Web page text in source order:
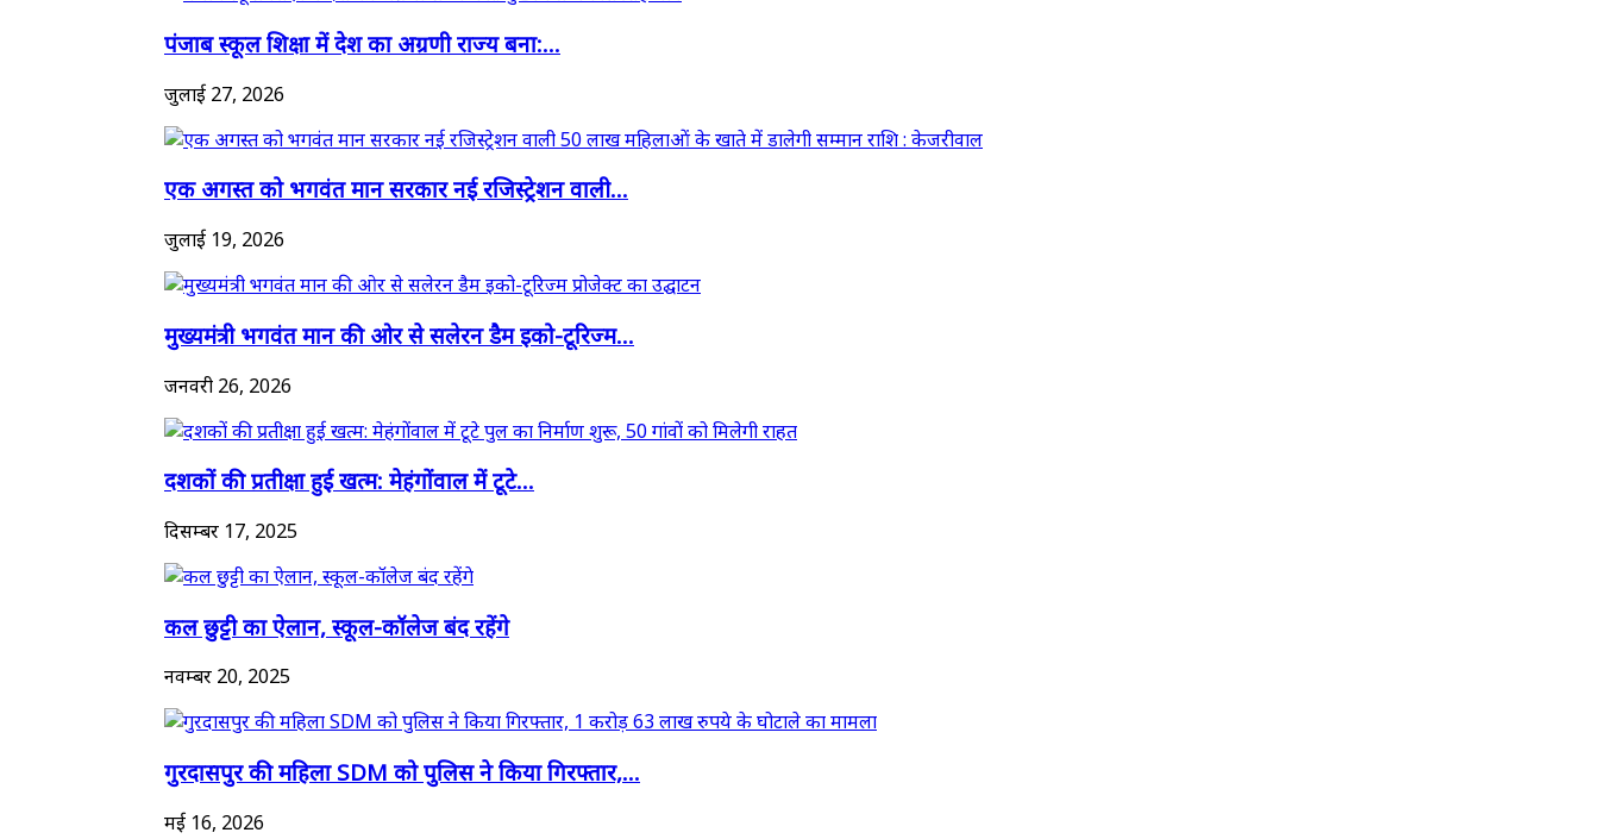
पंजाब स्कूल शिक्षा में देश का अग्रणी राज्य बना:...
जुलाई 27, 2026
एक अगस्त को भगवंत मान सरकार नई रजिस्ट्रेशन वाली...
जुलाई 19, 2026
मुख्यमंत्री भगवंत मान की ओर से सलेरन डैम इको-टूरिज्म...
जनवरी 26, 2026
दशकों की प्रतीक्षा हुई खत्म: मेहंगोंवाल में टूटे...
दिसम्बर 17, 2025
कल छुट्टी का ऐलान, स्कूल-कॉलेज बंद रहेंगे
नवम्बर 20, 2025
गुरदासपुर की महिला SDM को पुलिस ने किया गिरफ्तार,...
मई 16, 2026